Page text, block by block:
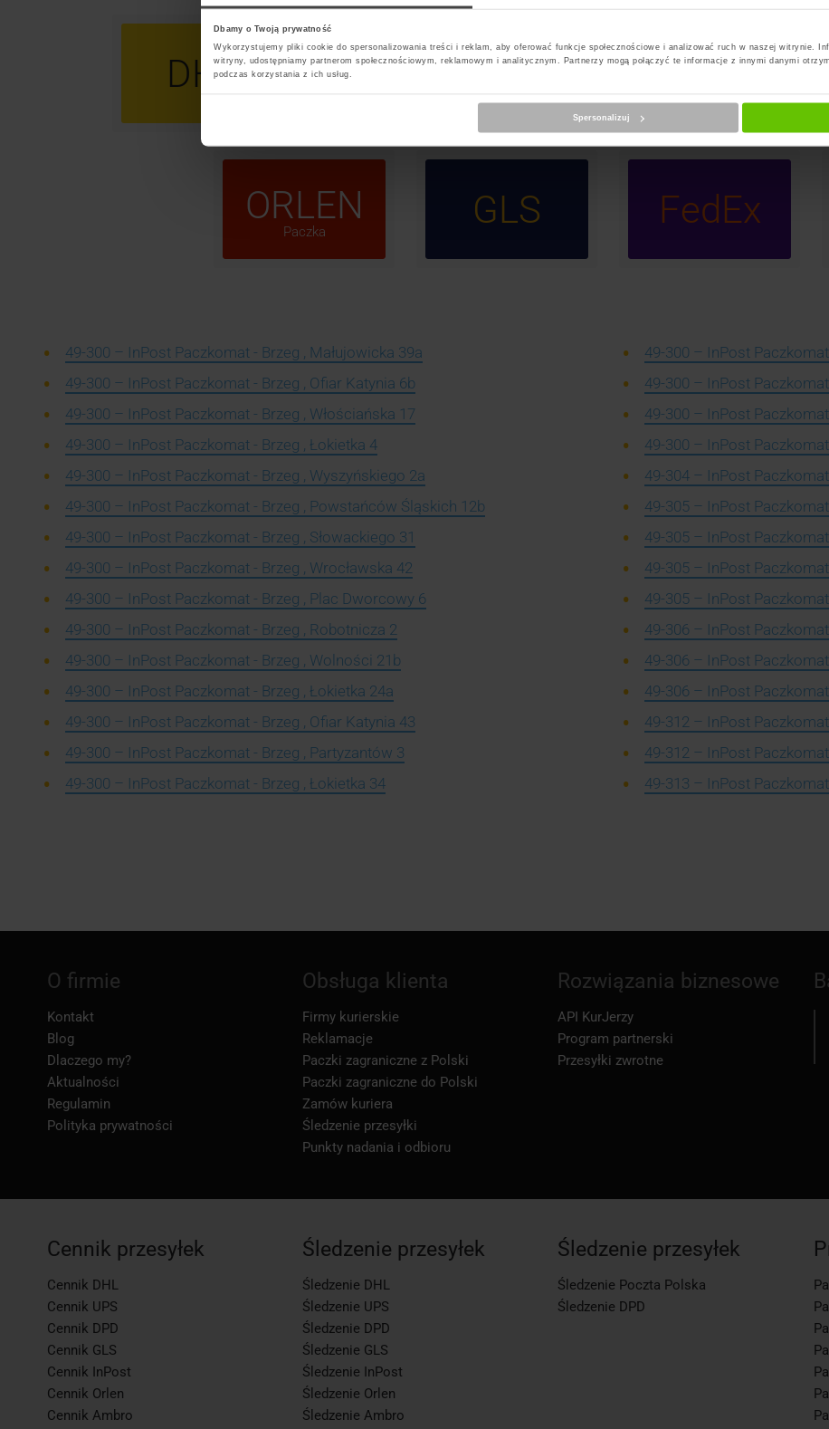
Dbamy o Twoją prywatność
Wykorzystujemy pliki cookie do spersonalizowania treści i reklam, aby oferować funkcje społecznościowe i analizować ruch w naszej witrynie.
witryny, udostępniamy partnerom społecznościowym, reklamowym i analitycznym. Partnerzy mogą połączyć te informacje z innymi danymi
podczas korzystania z ich usług.
Spersonalizuj
DHL UPS DPD
ORLEN
Paczka GLS FedEx
49-300 – InPost Paczkomat - Brzeg , Małujowicka 39a
49-300 – InPost Paczkomat - Brzeg , Ofiar Katynia 6b
49-300 – InPost Paczkomat - Brzeg , Włościańska 17
49-300 – InPost Paczkomat - Brzeg , Łokietka 4
49-300 – InPost Paczkomat - Brzeg , Wyszyńskiego 2a
49-300 – InPost Paczkomat - Brzeg , Powstańców Śląskich 12b
49-300 – InPost Paczkomat - Brzeg , Słowackiego 31
49-300 – InPost Paczkomat - Brzeg , Wrocławska 42
49-300 – InPost Paczkomat - Brzeg , Plac Dworcowy 6
49-300 – InPost Paczkomat - Brzeg , Robotnicza 2
49-300 – InPost Paczkomat - Brzeg , Wolności 21b
49-300 – InPost Paczkomat - Brzeg , Łokietka 24a
49-300 – InPost Paczkomat - Brzeg , Ofiar Katynia 43
49-300 – InPost Paczkomat - Brzeg , Partyzantów 3
49-300 – InPost Paczkomat - Brzeg , Łokietka 34
49-300 – InPost
49-300 – InPost
49-300 – InPost
49-300 – InPost Paczkomat
49-304 – InPost
49-305 – InPost
49-305 – InPost
49-305 – InPost
49-305 – InPost
49-306 – InPost
49-306 – InPost
49-306 – InPost Paczkomat
49-312 – InPost
49-312 – InPost
49-313 – InPost
O firmie
Kontakt
Blog
Dlaczego my?
Aktualności
Regulamin
Polityka prywatności
Obsługa klienta
Firmy kurierskie
Reklamacje
Paczki zagraniczne z Polski
Paczki zagraniczne do Polski
Zamów kuriera
Śledzenie przesyłki
Punkty nadania i odbioru
Rozwiązania biznesowe
API KurJerzy
Program partnerski
Przesyłki zwrotne
Cennik przesyłek
Cennik DHL
Cennik UPS
Cennik DPD
Cennik GLS
Cennik InPost
Cennik Orlen
Cennik Ambro
Śledzenie przesyłek
Śledzenie DHL
Śledzenie UPS
Śledzenie DPD
Śledzenie GLS
Śledzenie InPost
Śledzenie Orlen
Śledzenie Ambro
Śledzenie przesyłek
Śledzenie Poczta Polska
Śledzenie DPD